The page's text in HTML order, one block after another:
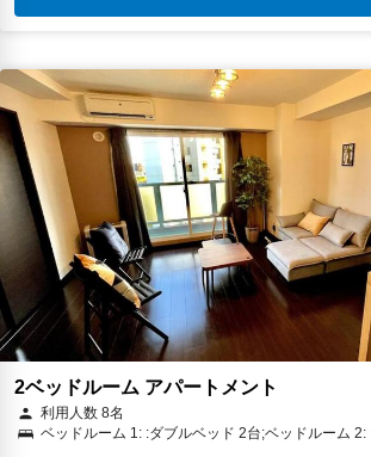
2ベッドルーム アパートメント
利用人数 8名
ベッドルーム 1: :ダブルベッド 2台;ベッドルーム 2: